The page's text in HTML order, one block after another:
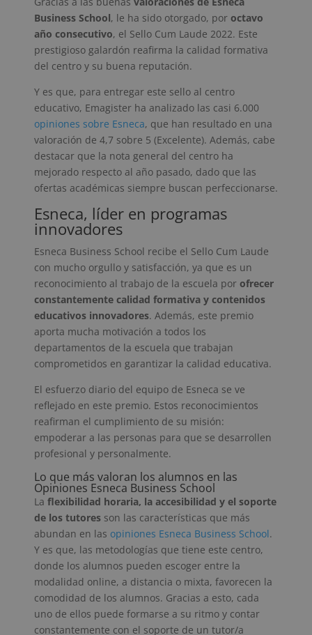
Business School, le ha sido otorgado, por octavo
año consecutivo, el Sello Cum Laude 2022. Este
prestigioso galardón reafirma la calidad formativa
del centro y su buena reputación.
Y es que, para entregar este sello al centro
educativo, Emagister ha analizado las casi 6.000
opiniones sobre Esneca, que han resultado en una
valoración de 4,7 sobre 5 (Excelente). Además, cabe
destacar que la nota general del centro ha
mejorado respecto al año pasado, dado que las
ofertas académicas siempre buscan perfeccionarse.
Esneca, líder en programas
innovadores
Esneca Business School recibe el Sello Cum Laude
con mucho orgullo y satisfacción, ya que es un
reconocimiento al trabajo de la escuela por ofrecer
constantemente calidad formativa y contenidos
educativos innovadores. Además, este premio
aporta mucha motivación a todos los
departamentos de la escuela que trabajan
comprometidos en garantizar la calidad educativa.
El esfuerzo diario del equipo de Esneca se ve
reflejado en este premio. Estos reconocimientos
reafirman el cumplimiento de su misión:
empoderar a las personas para que se desarrollen
profesional y personalmente.
Lo que más valoran los alumnos en las
Opiniones Esneca Business School
La flexibilidad horaria, la accesibilidad y el soporte
de los tutoresson las características que más
abundan en las opiniones Esneca Business School.
Y es que, las metodologías que tiene este centro,
donde los alumnos pueden escoger entre la
modalidad online, a distancia o mixta, favorecen la
comodidad de los alumnos. Gracias a esto, cada
uno de ellos puede formarse a su ritmo y contar
constantemente con el soporte de un tutor/a